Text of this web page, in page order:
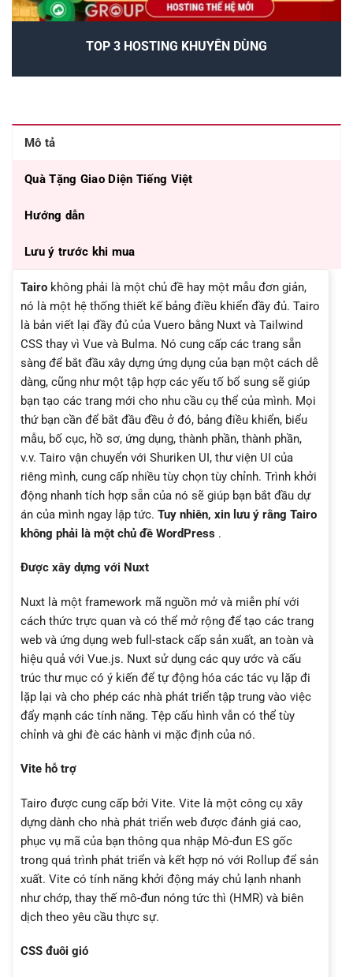
TOP 3 HOSTING KHUYÊN DÙNG
Mô tả
Quà Tặng Giao Diện Tiếng Việt
Hướng dẫn
Lưu ý trước khi mua
Tairo không phải là một chủ đề hay một mẫu đơn giản,
nó là một hệ thống thiết kế bảng điều khiển đầy đủ. Tairo
là bản viết lại đầy đủ của Vuero bằng Nuxt và Tailwind
CSS thay vì Vue và Bulma. Nó cung cấp các trang sẵn
sàng để bắt đầu xây dựng ứng dụng của bạn một cách dễ
dàng, cũng như một tập hợp các yếu tố bổ sung sẽ giúp
bạn tạo các trang mới cho nhu cầu cụ thể của mình. Mọi
thứ bạn cần để bắt đầu đều ở đó, bảng điều khiển, biểu
mẫu, bố cục, hồ sơ, ứng dụng, thành phần, thành phần,
v.v. Tairo vận chuyển với Shuriken UI, thư viện UI của
riêng mình, cung cấp nhiều tùy chọn tùy chỉnh. Trình khởi
động nhanh tích hợp sẵn của nó sẽ giúp bạn bắt đầu dự
án của mình ngay lập tức. Tuy nhiên, xin lưu ý rằng Tairo
không phải là một chủ đề WordPress .
Được xây dựng với Nuxt
Nuxt là một framework mã nguồn mở và miễn phí với
cách thức trực quan và có thể mở rộng để tạo các trang
web và ứng dụng web full-stack cấp sản xuất, an toàn và
hiệu quả với Vue.js. Nuxt sử dụng các quy ước và cấu
trúc thư mục có ý kiến ​​để tự động hóa các tác vụ lặp đi
lặp lại và cho phép các nhà phát triển tập trung vào việc
đẩy mạnh các tính năng. Tệp cấu hình vẫn có thể tùy
chỉnh và ghi đè các hành vi mặc định của nó.
Vite hỗ trợ
Tairo được cung cấp bởi Vite. Vite là một công cụ xây
dựng dành cho nhà phát triển web được đánh giá cao,
phục vụ mã của bạn thông qua nhập Mô-đun ES gốc
trong quá trình phát triển và kết hợp nó với Rollup để sản
xuất. Vite có tính năng khởi động máy chủ lạnh nhanh
như chớp, thay thế mô-đun nóng tức thì (HMR) và biên
dịch theo yêu cầu thực sự.
CSS đuôi gió